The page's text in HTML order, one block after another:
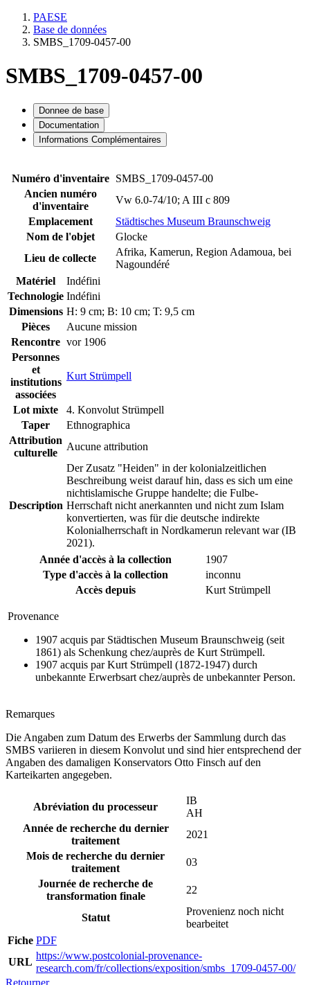
PAESE
Base de données
SMBS_1709-0457-00
SMBS_1709-0457-00
Donnee de base
Documentation
Informations Complémentaires
Numéro d'inventaire
SMBS_1709-0457-00
Ancien numéro
d'inventaire
Vw 6.0-74/10; A III c 809
Emplacement
Städtisches Museum Braunschweig
Nom de l'objet
Glocke
Lieu de collecte
Afrika, Kamerun, Region Adamoua, bei
Nagoundéré
Matériel
Indéfini
Technologie Indéfini
Dimensions H: 9 cm; B: 10 cm; T: 9,5 cm
Pièces
Aucune mission
Rencontre vor 1906
Personnes
et
institutions
associées
Kurt Strümpell
Lot mixte
4. Konvolut Strümpell
Taper
Ethnographica
Attribution
culturelle
Aucune attribution
Description
Der Zusatz "Heiden" in der kolonialzeitlichen
Beschreibung weist darauf hin, dass es sich um eine
nichtislamische Gruppe handelte; die Fulbe-
Herrschaft nicht anerkannten und nicht zum Islam
konvertierten, was für die deutsche indirekte
Kolonialherrschaft in Nordkamerun relevant war (IB
2021).
Année d'accès à la collection
1907
Type d'accès à la collection
inconnu
Accès depuis
Kurt Strümpell
Provenance
1907 acquis par Städtischen Museum Braunschweig (seit
1861) als Schenkung chez/auprès de Kurt Strümpell.
1907 acquis par Kurt Strümpell (1872-1947) durch
unbekannte Erwerbsart chez/auprès de unbekannter Person.
Remarques
Die Angaben zum Datum des Erwerbs der Sammlung durch das
SMBS variieren in diesem Konvolut und sind hier entsprechend der
Angaben des damaligen Konservators Otto Finsch auf den
Karteikarten angegeben.
Abréviation du processeur
IB
AH
Année de recherche du dernier
traitement
2021
Mois de recherche du dernier
traitement
03
Journée de recherche de
transformation finale
22
Statut
Provenienz noch nicht
bearbeitet
Fiche PDF
URL
https://www.postcolonial-provenance-
research.com/fr/collections/exposition/smbs_1709-0457-00/